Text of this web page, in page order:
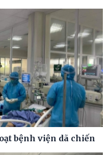
bệnh viện dã chiến